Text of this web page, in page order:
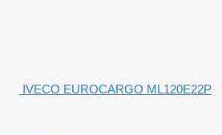
IVECO EUROCARGO ML120E22P